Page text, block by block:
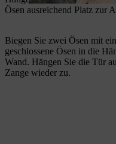
Ösen ausreichend Platz zur
Biegen Sie zwei Ösen mit
geschlossene Ösen in die
Wand. Hängen Sie die Tür
Zange wieder zu.